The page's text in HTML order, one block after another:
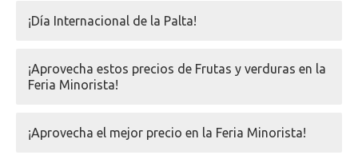
¡Día Internacional de la Palta!
¡Aprovecha estos precios de Frutas y verduras en la
Feria Minorista!
¡Aprovecha el mejor precio en la Feria Minorista!